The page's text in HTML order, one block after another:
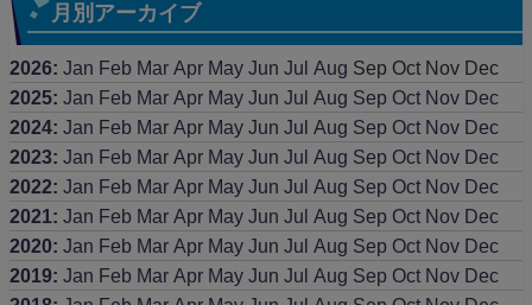
月別アーカイブ
2026: Jan Feb Mar Apr May Jun Jul Aug Sep Oct Nov Dec
2025: Jan Feb Mar Apr May Jun Jul Aug Sep Oct Nov Dec
2024: Jan Feb Mar Apr May Jun Jul Aug Sep Oct Nov Dec
2023: Jan Feb Mar Apr May Jun Jul Aug Sep Oct Nov Dec
2022: Jan Feb Mar Apr May Jun Jul Aug Sep Oct Nov Dec
2021 : Jan Feb Mar Apr May Jun Jul Aug Sep Oct Nov Dec
2020: Jan Feb Mar Apr May Jun Jul Aug Sep Oct Nov Dec
2019: Jan Feb Mar Apr May Jun Jul Aug Sep Oct Nov Dec